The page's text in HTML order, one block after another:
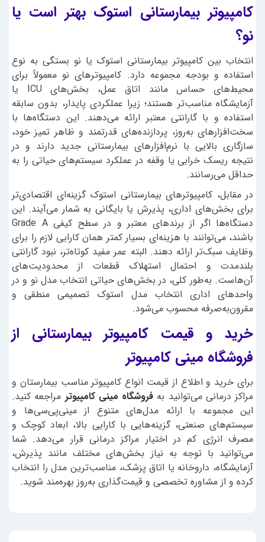
کامپیوتر بیمارستانی استوک بهتر است یا
نو؟
انتخاب بین کامپیوتر بیمارستانی استوک یا نو بستگی به نوع
استفاده و بودجه مجموعه دارد. کامپیوترهای نو معمولاً برای
محیط‌های حساس مانند اتاق عمل، بخش‌های ICU یا
آزمایشگاه مناسب‌تر هستند؛ زیرا عملکردی پایدار، بدون سابقه
استفاده و با گارانتی معتبر ارائه می‌دهند. این دستگاه‌ها با
سخت‌افزارهای به‌روز، پردازنده‌های قدرتمند و ظاهر تمیز خود،
سازگاری بالایی با نرم‌افزارهای بیمارستانی جدید دارند و در
نتیجه ریسک خرابی یا وقفه در عملکرد سیستم‌های حیاتی را به
حداقل می‌رسانند.
در مقابل، کامپیوترهای بیمارستانی استوک گزینه‌ای اقتصادی‌تر
برای بخش‌های اداری، پذیرش یا بایگانی به شمار می‌آیند. این
دستگاه‌ها اگر از برندهای معتبر و در سطح کیفی Grade A
باشند، می‌توانند با هزینه‌ای بسیار کمتر همان کارایی لازم را برای
وظایف سبک‌تر ارائه دهند. البته عمر مفید کوتاه‌تر، نبود گارانتی
بلندمدت و احتمال استهلاک قطعات از محدودیت‌های
آن‌هاست. به‌طور کلی، در بخش‌های حیاتی انتخاب مدل نو و در
واحدهای اداری انتخاب مدل استوک تصمیمی منطقی و
مقرون‌به‌صرفه محسوب می‌شود.
خرید و قیمت کامپیوتر بیمارستانی از
فروشگاه مینی کامپیوتر
برای خرید و اطلاع از قیمت انواع کامپیوتر مناسب بیمارستان و
مراکز درمانی می‌توانید به فروشگاه مینی کامپیوتر مراجعه کنید.
این مجموعه با ارائه مدل‌های متنوع از مینی‌پی‌سی‌ها و
سیستم‌های صنعتی، گزینه‌هایی با کارایی بالا، ابعاد کوچک و
مصرف انرژی کم در اختیار مراکز درمانی قرار می‌دهد. شما
می‌توانید با توجه به نیاز بخش‌های مختلف مانند پذیرش،
آزمایشگاه، داروخانه یا اتاق پزشک، مناسب‌ترین مدل را انتخاب
کرده و از مشاوره تخصصی و قیمت‌گذاری به‌روز بهره‌مند شوید.